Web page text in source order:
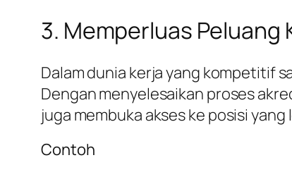
3. Memperluas Peluang
Dalam dunia kerja yang kompetitif
Dengan menyelesaikan proses
juga membuka akses ke posisi
Contoh